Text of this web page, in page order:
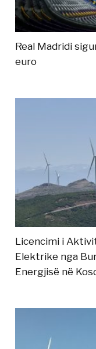
Real Madridi
euro
Licencimi i
Elektrike nga
Energjisë në